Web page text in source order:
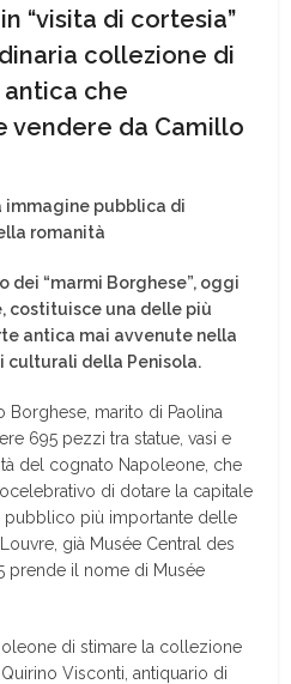
“visita di cortesia”
collezione di
che
vendere da Camillo
immagine pubblica di
romanità
dei “marmi Borghese”, oggi
costituisce una delle più
antica mai avvenute nella
culturali della Penisola.
Borghese, marito di Paolina
695 pezzi tra statue, vasi e
del cognato Napoleone, che
di dotare la capitale
più importante delle
già Musée Central des
prende il nome di Musée
di stimare la collezione
Visconti, antiquario di